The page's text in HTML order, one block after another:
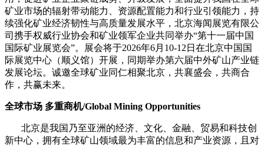
矿业市场的辐射带动能力、资源配置能力和行业引领能力，持
续强化矿业经济韧性与高质量发展水平，北京海闻展览有限公
司携手权威行业协会和矿业领军企业共同举办“第十一届中国
国际矿业展览会”。展会将于2026年6月10-12日在北京中国国
际展览中心（顺义馆）开展，同期举办第六届中外矿山产业链
发展论坛。诚邀全球矿业同仁相聚北京，共襄盛会，共商合
作，共赢未来。
全球市场 多重商机/Global Mining Opportunities
北京是我国乃至亚洲的经济、文化、金融、贸易和科技创
新中心，拥有全球矿山领域最为丰富的信息和产业资源，且对